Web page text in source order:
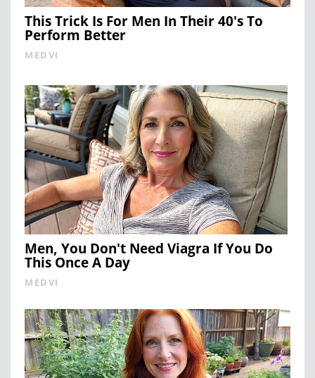
This Trick Is For Men In Their 40's To
Perform Better
MEDVI
Men, You Don't Need Viagra If You Do
This Once A Day
MEDVI